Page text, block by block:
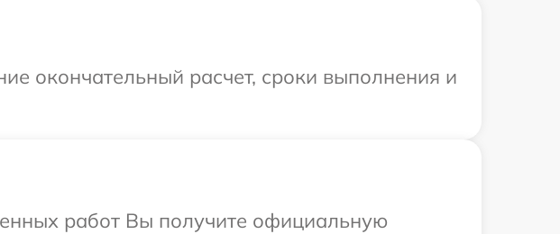
окончательный расчет, сроки выполнения и
работ Вы получите официальную